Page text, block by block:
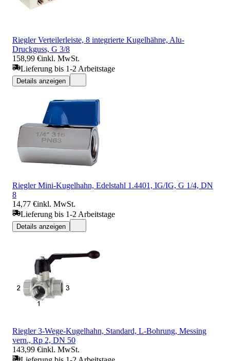
Riegler Verteilerleiste, 8 integrierte Kugelhähne, Alu-
Druckguss, G 3/8
158,99 €inkl. MwSt.
Lieferung bis 1-2 Arbeitstage
Details anzeigen
Riegler Mini-Kugelhahn, Edelstahl 1.4401, IG/IG, G 1/4, DN
8
14,77 €inkl. MwSt.
Lieferung bis 1-2 Arbeitstage
Details anzeigen
Riegler 3-Wege-Kugelhahn, Standard, L-Bohrung, Messing
vern., Rp 2, DN 50
143,99 €inkl. MwSt.